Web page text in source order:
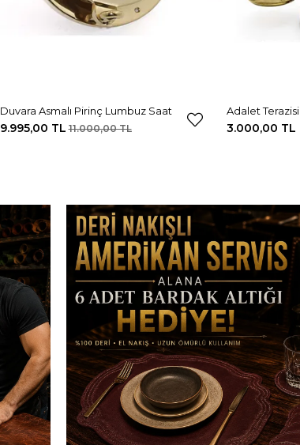
Duvara Asmalı Pirinç Lumbuz Saat
9.995,00 TL 11.000,00 TL
Adalet Terazisi
3.000,00 TL